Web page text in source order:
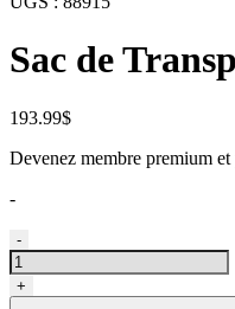
Sac de
193.99$
Devenez membre premium
-
quantité
de
Sac
de
-
+